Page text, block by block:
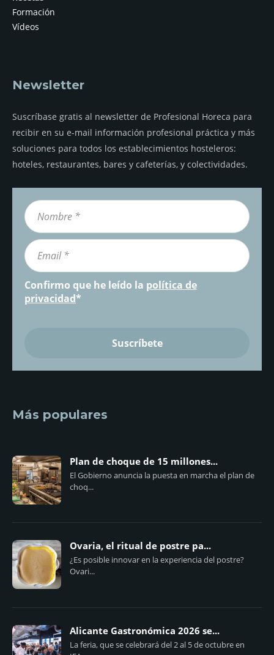
Formación
Vídeos
Newsletter
Suscríbase gratis al newsletter de Profesional Horeca para
recibir en su e-mail información profesional práctica y más
soluciones para todos los establecimientos hosteleros:
hoteles, restaurantes, bares y cafeterías, y colectividades.
Confirmo que he leído la política de
privacidad*
Más populares
Plan de choque de 15 millones...
El Gobierno anuncia la puesta en marcha el plan de
choq...
Ovaria, el ritual de postre pa...
¿Es posible innovar en la experiencia del postre?
Ovari...
Alicante Gastronómica 2026 se...
La feria, que se celebrará del 2 al 5 de octubre en